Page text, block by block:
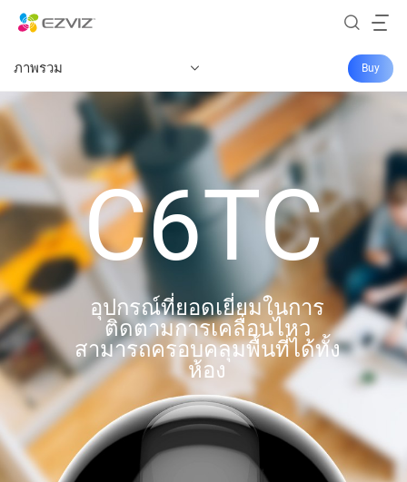
ภาพรวม Buy
C6TC
อุปกรณ์ที่ยอดเยี่ยมในการ
ติดตามการเคลื่อนไหว
สามารถครอบคลุมพื้นที่ได้ทั้ง
ห้อง